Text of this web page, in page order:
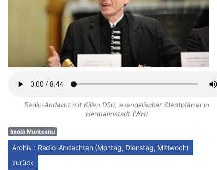
Radio-Andacht mit Kilian Dörr, evangelischer Stadtpfarrer in
Hermannstadt (WH)
Imola Munteanu
Archiv : Radio-Andachten (Montag, Dienstag, Mittwoch)
zurück